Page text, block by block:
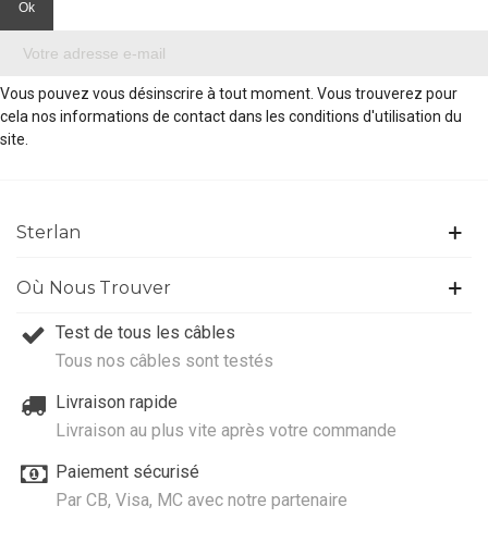
Vous pouvez vous désinscrire à tout moment. Vous trouverez pour
cela nos informations de contact dans les conditions d'utilisation du
site.
Sterlan
Où Nous Trouver
Test de tous les câbles
Tous nos câbles sont testés
Livraison rapide
Livraison au plus vite après votre commande
Paiement sécurisé
Par CB, Visa, MC avec notre partenaire